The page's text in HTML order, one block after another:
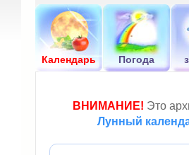
Календарь Погода
ВНИМАНИЕ! Это
Лунный